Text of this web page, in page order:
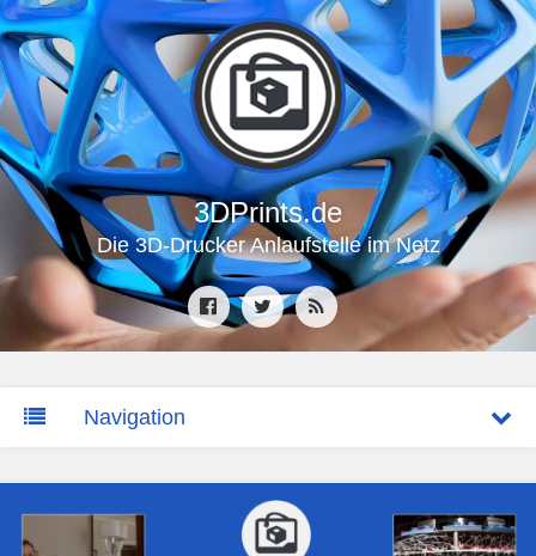
3DPrints.de
Die 3D-Drucker Anlaufstelle im Netz
Navigation